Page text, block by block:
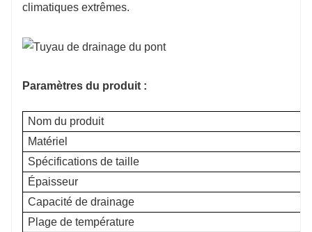
climatiques extrêmes.
Paramètres du produit :
Nom du produit
Matériel
Spécifications de taille
Épaisseur
Capacité de drainage
Plage de température